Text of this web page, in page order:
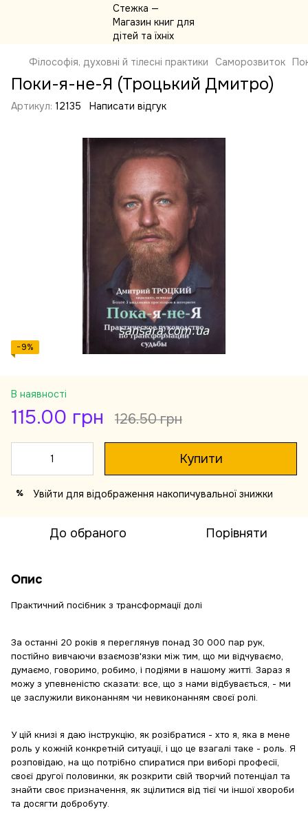
Філософія, духовні й тілесні практики Саморозвиток
Поки-я-не-Я (Троцький Дмитро)
Артикул: 12135 Написати відгук
−9%
В наявності
115.00 грн 126.50 грн
Купити
% Увійти для відображення накопичувальної знижки
До обраного Порівняти
Опис
Практичний посібник з трансформації долі
За останні 20 років я переглянув понад 30 000 пар рук,
постійно вивчаючи взаємозв'язки між тим, що ми відчуваємо,
думаємо, говоримо, робимо, і подіями в нашому житті. Зараз я
можу з упевненістю сказати: все, що з нами відбувається, - ми
це заслужили виконанням чи невиконанням своєї ролі.
У цій книзі я даю інструкцію, як розібратися - хто я, яка в мене
роль у кожній конкретній ситуації, і що це взагалі таке - роль. Я
розповідаю, на що потрібно спиратися при виборі професії,
своєї другої половинки, як розкрити свій творчий потенціал та
знайти своє призначення, як зцілитися від тієї чи іншої хвороби
та досягти добробуту.